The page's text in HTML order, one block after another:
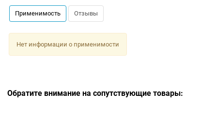
Применимость Отзывы
Нет информации о применимости
Обратите внимание на сопутствующие товары: